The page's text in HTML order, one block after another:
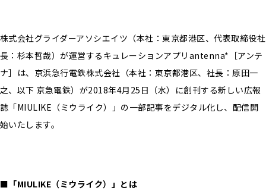
株式会社グライダーアソシエイツ（本社：東京都港区、代表取締役社
長：杉本哲哉）が運営するキュレーションアプリantenna*［アンテ
ナ］は、京浜急行電鉄株式会社（本社：東京都港区、社長：原田一
之、以下 京急電鉄）が2018年4月25日（水）に創刊する新しい広報
誌「MIULIKE（ミウライク）」の一部記事をデジタル化し、配信開
始いたします。
■「MIULIKE（ミウライク）」とは